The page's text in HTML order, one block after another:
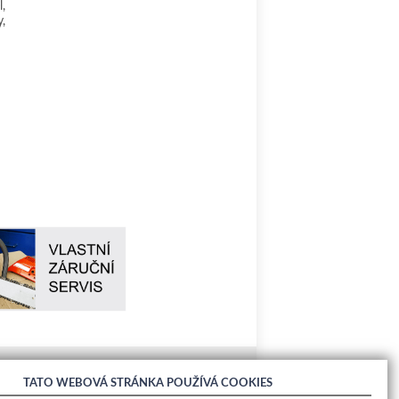
O nákupu
TATO WEBOVÁ STRÁNKA POUŽÍVÁ COOKIES